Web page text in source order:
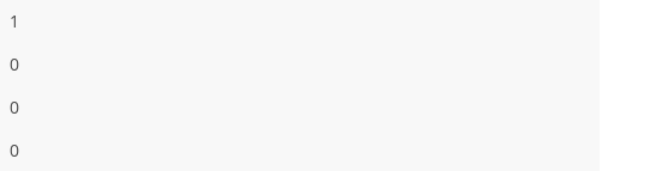
1
0
0
0